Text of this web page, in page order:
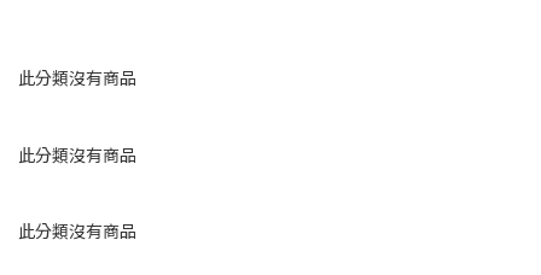
此分類沒有商品
此分類沒有商品
此分類沒有商品